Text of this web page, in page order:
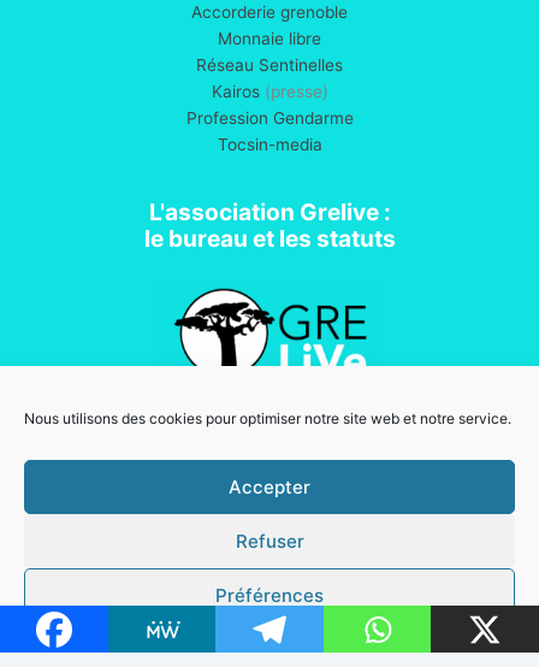
Nous utilisons des cookies pour optimiser notre site web et notre service.
Accepter
Refuser
Préférences
Accorderie grenoble
Monnaie libre
Réseau Sentinelles
Kairos(presse)
Profession Gendarme
Tocsin-media
L'association Grelive :
le bureau et les statuts
Association loi 1901
Mentions légales
Copyright © 2026 Grelive | Powered by